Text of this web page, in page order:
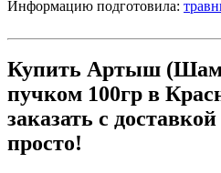
Информацию подготовила:
Купить Артыш
пучком 100гр в
заказать с
просто!